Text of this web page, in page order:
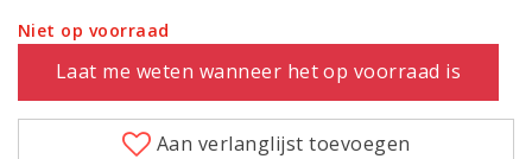
Niet op voorraad
Laat me weten wanneer het op voorraad is
Aan verlanglijst toevoegen